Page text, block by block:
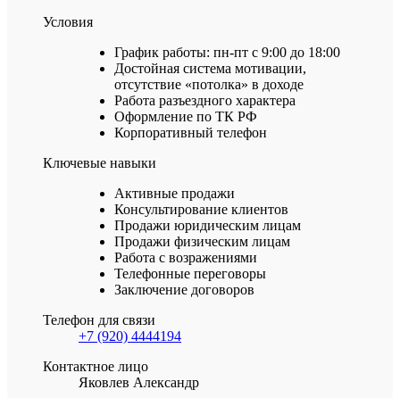
Условия
График работы: пн-пт с 9:00 до 18:00
Достойная система мотивации,
отсутствие «потолка» в доходе
Работа разъездного характера
Оформление по ТК РФ
Корпоративный телефон
Ключевые навыки
Активные продажи
Консультирование клиентов
Продажи юридическим лицам
Продажи физическим лицам
Работа с возражениями
Телефонные переговоры
Заключение договоров
Телефон для связи
+7 (920) 4444194
Контактное лицо
Яковлев Александр